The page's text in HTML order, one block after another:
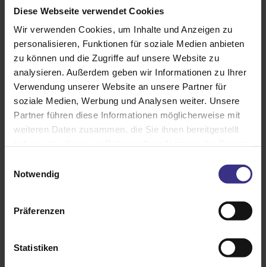
Diese Webseite verwendet Cookies
Wir verwenden Cookies, um Inhalte und Anzeigen zu
personalisieren, Funktionen für soziale Medien anbieten
zu können und die Zugriffe auf unsere Website zu
analysieren. Außerdem geben wir Informationen zu Ihrer
Verwendung unserer Website an unsere Partner für
soziale Medien, Werbung und Analysen weiter. Unsere
Partner führen diese Informationen möglicherweise mit
weiteren Daten zusammen, die Sie ihnen bereitgestellt
Notwendig
Präferenzen
Statistiken